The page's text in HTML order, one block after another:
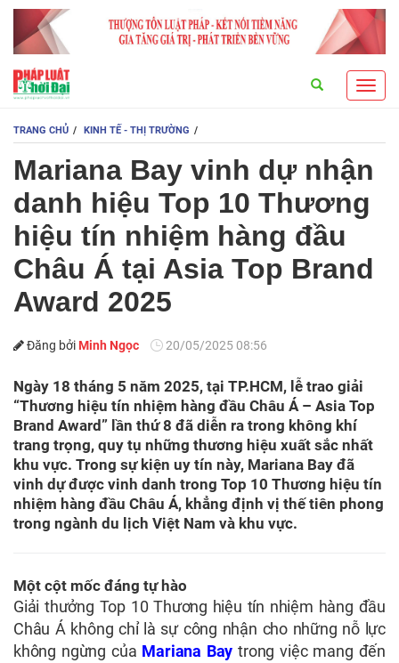
TRANG CHỦ KINH TẾ - THỊ TRƯỜNG
Mariana Bay vinh dự nhận
danh hiệu Top 10 Thương
hiệu tín nhiệm hàng đầu
Châu Á tại Asia Top Brand
Award 2025
Đăng bởi Minh Ngọc 20/05/2025 08:56
Ngày 18 tháng 5 năm 2025, tại TP.HCM, lễ trao giải
“Thương hiệu tín nhiệm hàng đầu Châu Á – Asia Top
Brand Award” lần thứ 8 đã diễn ra trong không khí
trang trọng, quy tụ những thương hiệu xuất sắc nhất
khu vực. Trong sự kiện uy tín này, Mariana Bay đã
vinh dự được vinh danh trong Top 10 Thương hiệu tín
nhiệm hàng đầu Châu Á, khẳng định vị thế tiên phong
trong ngành du lịch Việt Nam và khu vực.
Một cột mốc đáng tự hào
Giải thưởng Top 10 Thương hiệu tín nhiệm hàng đầu
Châu Á không chỉ là sự công nhận cho những nỗ lực
không ngừng của Mariana Bay trong việc mang đến